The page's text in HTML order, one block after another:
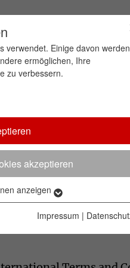
,55 KB
verwendet. Einige davon werden
ermöglichen, Ihre
zu verbessern.
akzeptieren
Funktionen der
dass die Webseite
anzeigen
anzeigen
Impressum |